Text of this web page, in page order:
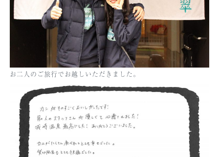
お二人のご旅行でお越しいただきました。